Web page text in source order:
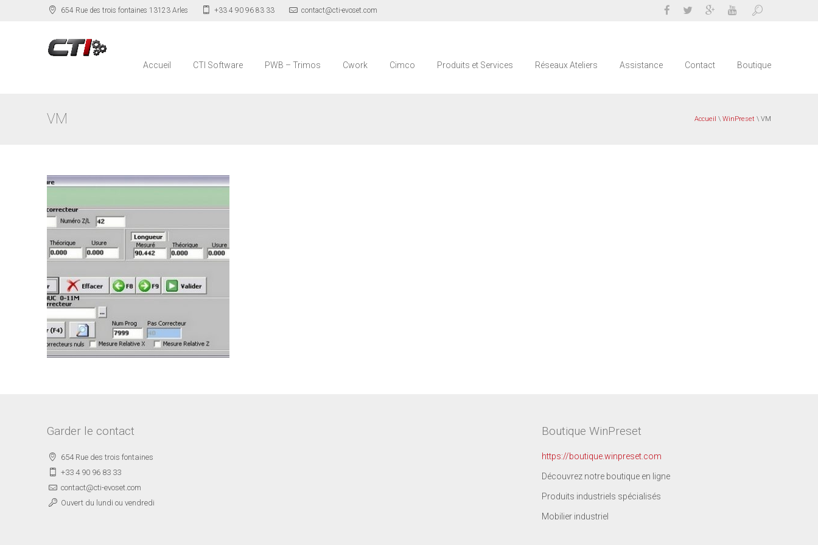
654 Rue des trois fontaines 13123 Arles +33 4 90 96 83 33 contact@cti-evoset.com
Accueil CTI Software PWB – Trimos Cwork Cimco Produits et Services Réseaux Ateliers Assistance Contact Boutique
VM Accueil \ WinPreset \ VM
Garder le contact
654 Rue des trois fontaines
+33 4 90 96 83 33
contact@cti-evoset.com
Ouvert du lundi ou vendredi
Boutique WinPreset
https://boutique.winpreset.com
Découvrez notre boutique en ligne
Produits industriels spécialisés
Mobilier industriel